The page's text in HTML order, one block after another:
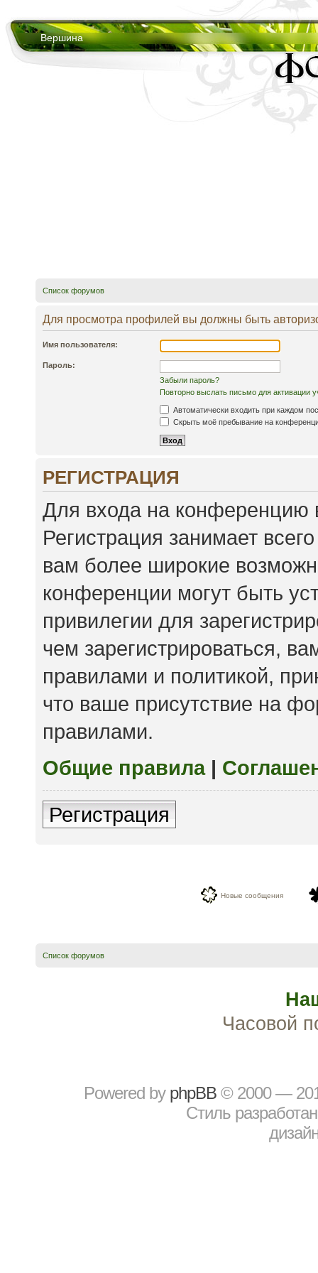
Вершина
Список форумов
Для просмотра профилей вы должны быть
Имя пользователя:
Пароль:
Забыли пароль?
Повторно выслать письмо для активации
Автоматически входить при каждом
Скрыть моё пребывание на
РЕГИСТРАЦИЯ
Для входа на конференцию
Регистрация занимает
вам более широкие
конференции могут быть
привилегии для
чем зарегистрироваться,
правилами и политикой,
что ваше присутствие на
правилами.
Общие правила|
Регистрация
Новые сообщения
Список форумов
Часовой
Powered by рhрBВ © 2000 —
Стиль